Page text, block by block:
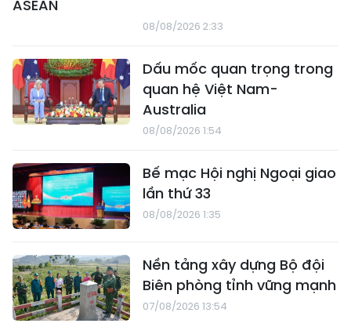
ASEAN
08/08/2026 2:33
Dấu mốc quan trọng trong
quan hệ Việt Nam-
Australia
08/08/2026 1:54
Bế mạc Hội nghị Ngoại giao
lần thứ 33
08/08/2026 1:35
Nền tảng xây dựng Bộ đội
Biên phòng tỉnh vững mạnh
07/08/2026 13:54